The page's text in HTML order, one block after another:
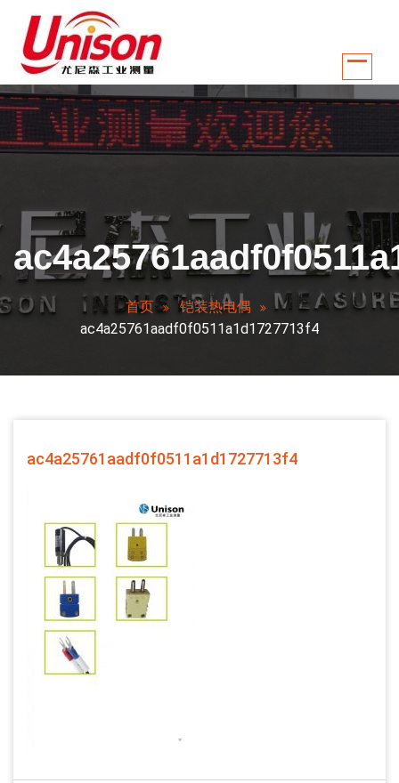
江苏南京尤尼森工业测量控制系统有限公司是国内较早从事温控行业自动
首页
铠装热电偶
ac4a25761aadf0f0511a1d1727713f4
ac4a25761aadf0f0511a1d1727713f4